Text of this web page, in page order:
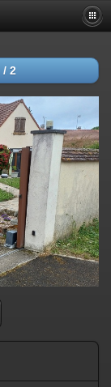
/ 2